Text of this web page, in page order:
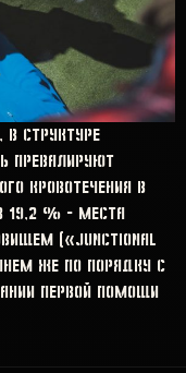
структуре
превалируют
кровотечения в
19,2 % – места
(«junctional
же по порядку с
первой помощи